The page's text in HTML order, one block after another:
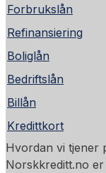
Forbrukslån
Refinansiering
Boliglån
Bedriftslån
Billån
Kredittkort
Hvordan vi tjener
Norskkreditt.no